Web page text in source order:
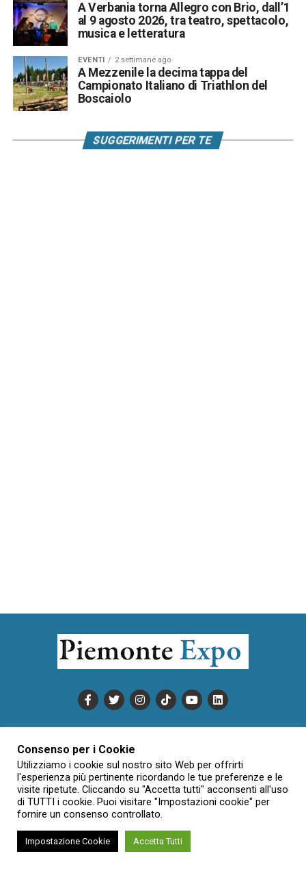
A Verbania torna Allegro con Brio, dall’1
al 9 agosto 2026, tra teatro, spettacolo,
musica e letteratura
EVENTI 2 settimane ago
A Mezzenile la decima tappa del
Campionato Italiano di Triathlon del
Boscaiolo
SUGGERIMENTI PER TE
INFORMATIVA SULLA PRIVACY
CONDIZIONI DI UTILIZZO
DATI SOCIETARI
NOVAJO
CREDITS
CONTATTTI
Creative Commons Attribuzione - Non commerciale - Non opere
derivate 3.0 Italia (CC BY-NC-ND 3.0 IT)
Consenso per i Cookie
Utilizziamo i cookie sul nostro sito Web per offrirti
l'esperienza più pertinente ricordando le tue preferenze e le
visite ripetute. Cliccando su "Accetta tutti" acconsenti all'uso
di TUTTI i cookie. Puoi visitare "Impostazioni cookie" per
fornire un consenso controllato.
Impostazione Cookie Accetta Tutti